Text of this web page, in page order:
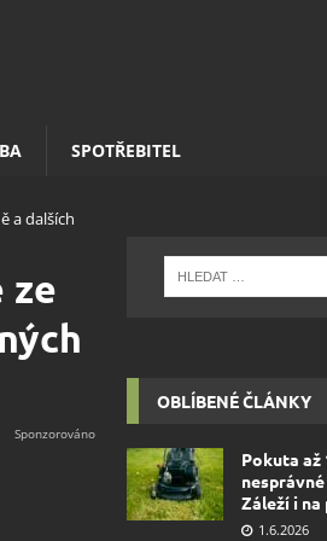
SPOTŘEBITEL
a dalších
ze
OBLÍBENÉ ČLÁNKY
Pokuta až
Záleží i
1.6.2026